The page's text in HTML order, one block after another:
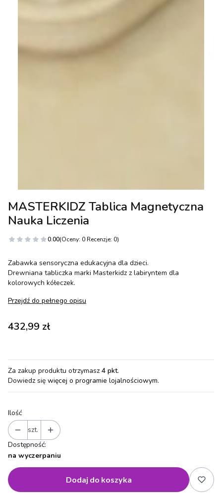
MASTERKIDZ Tablica Magnetyczna
Nauka Liczenia
0.00(Oceny: 0 Recenzje: 0)
Zabawka sensoryczna edukacyjna dla dzieci.
Drewniana tabliczka marki Masterkidz z labiryntem dla
kolorowych kółeczek.
Przejdź do pełnego opisu
Cena
432,99 zł
Za zakup produktu otrzymasz 4 pkt.
Dowiedz się więcej o programie lojalnościowym.
Ilość
szt.
Dostępność:
na wyczerpaniu
Dodaj do koszyka